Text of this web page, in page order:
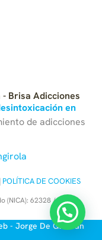
Brisa Adicciones
en
de adicciones
POLÍTICA DE COOKIES
(NICA): 62328 / 64897
- Jorge De Guzmán